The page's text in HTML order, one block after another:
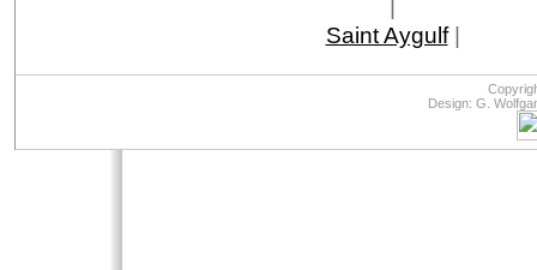
|
Saint Aygulf|
Design: G.